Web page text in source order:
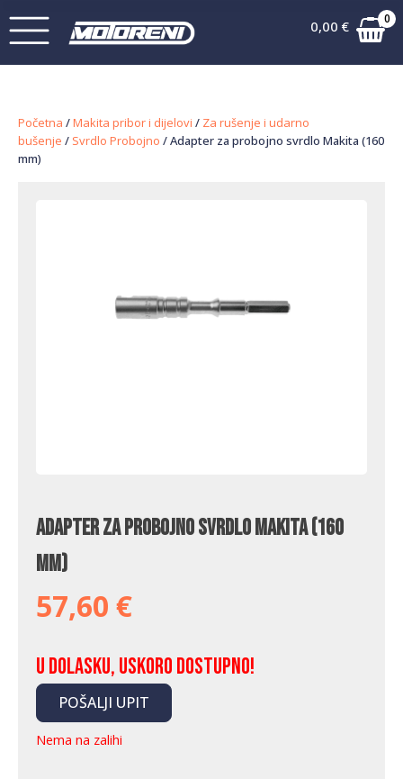
0,00 € 0
Početna /Makita pribor i dijelovi / Za rušenje i udarno
bušenje / Svrdlo Probojno / Adapter za probojno svrdlo Makita (160
mm)
Adapter za probojno svrdlo Makita (160
mm)
57,60 €
U dolasku, uskoro dostupno!
POŠALJI UPIT
Nema na zalihi